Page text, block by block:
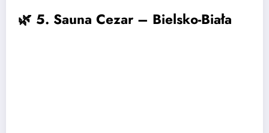
🌿 5. Sauna Cezar – Bielsko-Biała